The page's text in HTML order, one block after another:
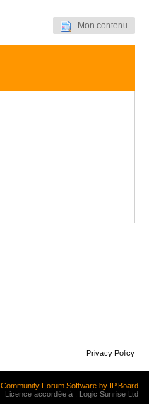
Mon contenu
Privacy Policy
Community Forum Software by IP.Board
Licence accordée à : Logic Sunrise Ltd